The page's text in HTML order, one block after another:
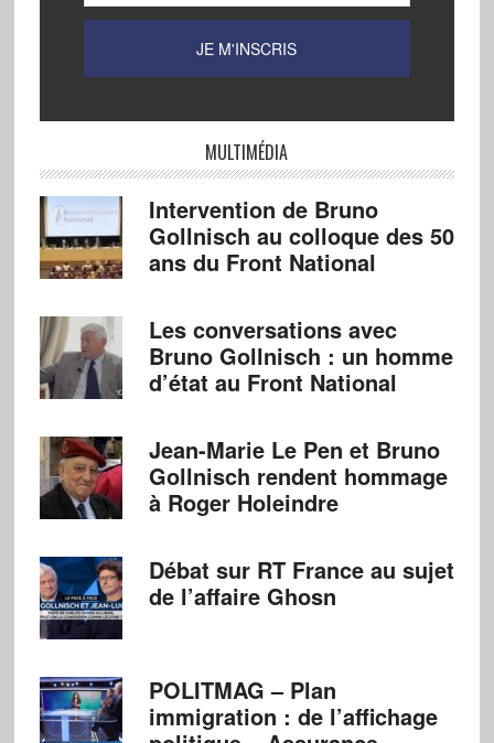
MULTIMÉDIA
Intervention de Bruno
Gollnisch au colloque des 50
ans du Front National
Les conversations avec
Bruno Gollnisch : un homme
d’état au Front National
Jean-Marie Le Pen et Bruno
Gollnisch rendent hommage
à Roger Holeindre
Débat sur RT France au sujet
de l’affaire Ghosn
POLITMAG – Plan
immigration : de l’affichage